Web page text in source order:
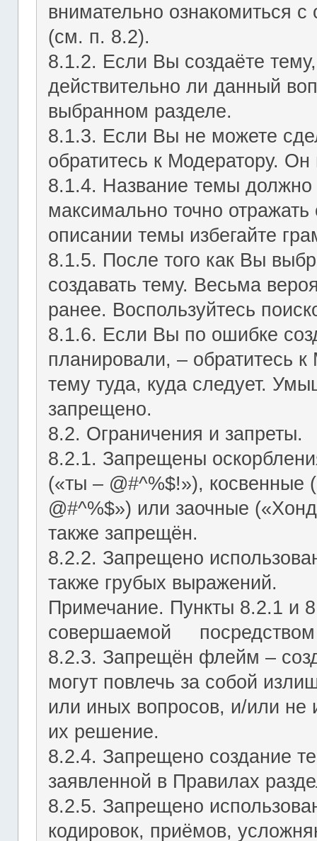
внимательно ознакомиться
(см. п. 8.2).
8.1.2. Если Вы создаёте
действительно ли данный
выбранном разделе.
8.1.3. Если Вы не можете
обратитесь к Модератору.
8.1.4. Название темы
максимально точно
описании темы избегайте
8.1.5. После того как Вы
создавать тему. Весьма
ранее. Воспользуйтесь
8.1.6. Если Вы по ошибке
планировали, – обратитесь
тему туда, куда следует.
запрещено.
8.2. Ограничения и запреты.
8.2.1. Запрещены
(«ты – @#^%$!»), косвенные
@#^%$») или заочные
также запрещён.
8.2.2. Запрещено
также грубых выражений.
Примечание. Пункты 8.2.1 и
совершаемой
8.2.3. Запрещён флейм –
могут повлечь за собой
или иных вопросов, и/или
их решение.
8.2.4. Запрещено создание
заявленной в Правилах
8.2.5. Запрещено
кодировок, приёмов,